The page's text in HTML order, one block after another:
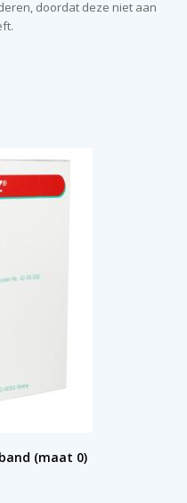
doordat deze niet aan
(maat 0)